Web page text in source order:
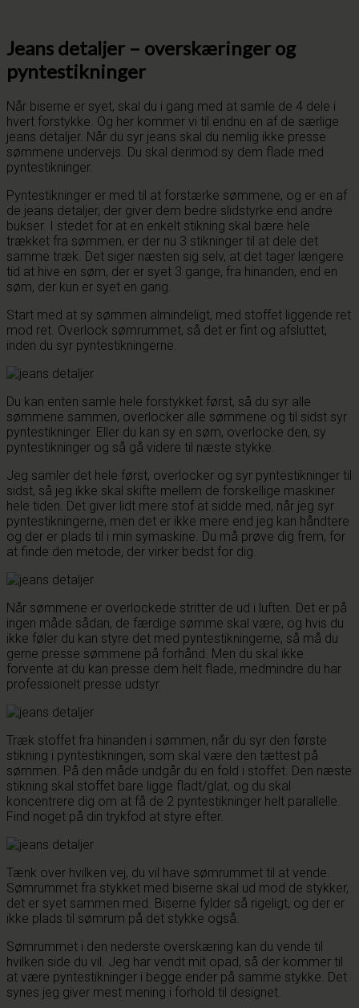
Jeans detaljer – overskæringer og
pyntestikninger
Når biserne er syet, skal du i gang med at samle de 4 dele i
hvert forstykke. Og her kommer vi til endnu en af de særlige
jeans detaljer. Når du syr jeans skal du nemlig ikke presse
sømmene undervejs. Du skal derimod sy dem flade med
pyntestikninger.
Pyntestikninger er med til at forstærke sømmene, og er en af
de jeans detaljer, der giver dem bedre slidstyrke end andre
bukser. I stedet for at en enkelt stikning skal bære hele
trækket fra sømmen, er der nu 3 stikninger til at dele det
samme træk. Det siger næsten sig selv, at det tager længere
tid at hive en søm, der er syet 3 gange, fra hinanden, end en
søm, der kun er syet en gang.
Start med at sy sømmen almindeligt, med stoffet liggende ret
mod ret. Overlock sømrummet, så det er fint og afsluttet,
inden du syr pyntestikningerne.
Du kan enten samle hele forstykket først, så du syr alle
sømmene sammen, overlocker alle sømmene og til sidst syr
pyntestikninger. Eller du kan sy en søm, overlocke den, sy
pyntestikninger og så gå videre til næste stykke.
Jeg samler det hele først, overlocker og syr pyntestikninger til
sidst, så jeg ikke skal skifte mellem de forskellige maskiner
hele tiden. Det giver lidt mere stof at sidde med, når jeg syr
pyntestikningerne, men det er ikke mere end jeg kan håndtere
og der er plads til i min symaskine. Du må prøve dig frem, for
at finde den metode, der virker bedst for dig.
Når sømmene er overlockede stritter de ud i luften. Det er på
ingen måde sådan, de færdige sømme skal være, og hvis du
ikke føler du kan styre det med pyntestikningerne, så må du
gerne presse sømmene på forhånd. Men du skal ikke
forvente at du kan presse dem helt flade, medmindre du har
professionelt presse udstyr.
Træk stoffet fra hinanden i sømmen, når du syr den første
stikning i pyntestikningen, som skal være den tættest på
sømmen. På den måde undgår du en fold i stoffet. Den næste
stikning skal stoffet bare ligge fladt/glat, og du skal
koncentrere dig om at få de 2 pyntestikninger helt parallelle.
Find noget på din trykfod at styre efter.
Tænk over hvilken vej, du vil have sømrummet til at vende.
Sømrummet fra stykket med biserne skal ud mod de stykker,
det er syet sammen med. Biserne fylder så rigeligt, og der er
ikke plads til sømrum på det stykke også.
Sømrummet i den nederste overskæring kan du vende til
hvilken side du vil. Jeg har vendt mit opad, så der kommer til
at være pyntestikninger i begge ender på samme stykke. Det
synes jeg giver mest mening i forhold til designet.